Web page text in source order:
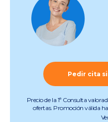
Pedir cita
Precio de la 1ª Consulta
ofertas. Promoción válida
preoperatorias de miopía,